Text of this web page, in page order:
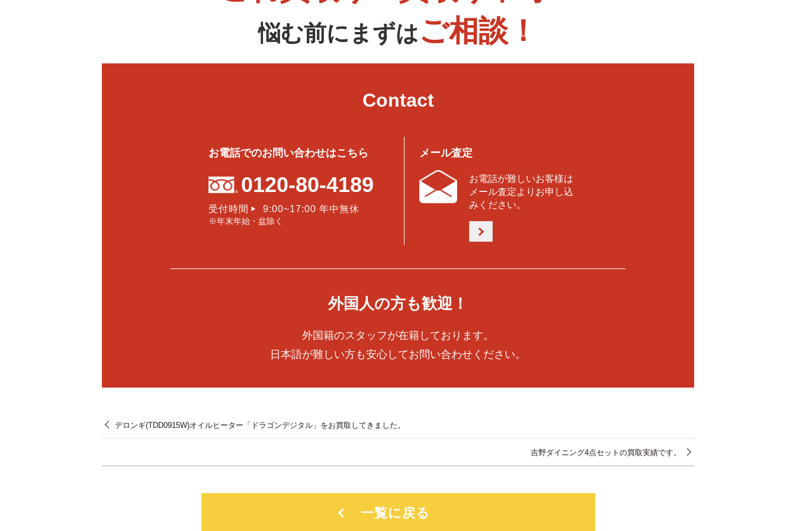
悩む前にまずはご相談！
Contact
お電話でのお問い合わせはこちら
0120-80-4189
受付時間 ▶ 9:00~17:00 年中無休
※年末年始・盆除く
メール査定
お電話が難しいお客様は
メール査定よりお申し込
みください。
外国人の方も歓迎！
外国籍のスタッフが在籍しております。
日本語が難しい方も安心してお問い合わせください。
デロンギ(TDD0915W)オイルヒーター「ドラゴンデジタル」をお買取してきました。
吉野ダイニング4点セットの買取実績です。
一覧に戻る